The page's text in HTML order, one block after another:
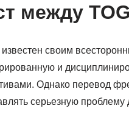
между
своим
и
Однако перевод
серьезную проблему